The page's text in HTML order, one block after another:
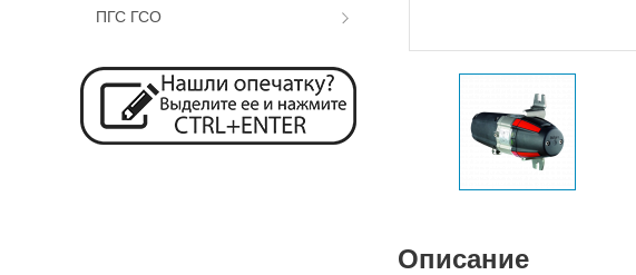
Описание
ПГС ГСО